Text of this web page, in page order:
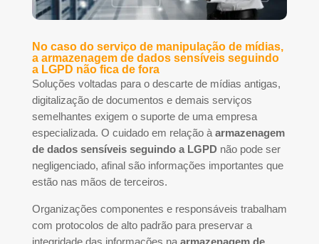
No caso do serviço de manipulação de mídias,
a armazenagem de dados sensíveis seguindo
a LGPD não fica de fora
Soluções voltadas para o descarte de mídias antigas,
digitalização de documentos e demais serviços
semelhantes exigem o suporte de uma empresa
especializada. O cuidado em relação à armazenagem
de dados sensíveis seguindo a LGPDnão pode ser
negligenciado, afinal são informações importantes que
estão nas mãos de terceiros.
Organizações componentes e responsáveis trabalham
com protocolos de alto padrão para preservar a
integridade das informações na armazenagem de